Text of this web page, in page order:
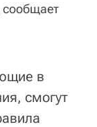
сообщает
в
смогут